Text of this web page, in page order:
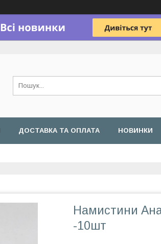
ДОСТАВКА ТА ОПЛАТА НОВИНКИ
Намистини
-10шт